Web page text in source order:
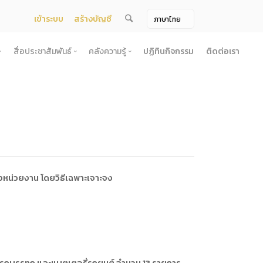
เข้าระบบ สร้างบัญชี
ลิกการจัดหา
สื่อประชาสัมพันธ์
ภาพถ่าย
คลังความรู้ ปฏิทินกิจกรรม ติดต่อเรา
วยงาน โดยวิธีเฉพาะเจาะจง